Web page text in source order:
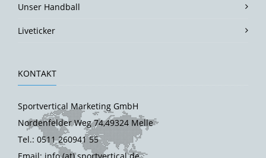
Unser Handball
Liveticker
KONTAKT
Sportvertical Marketing GmbH
Nordenfelder Weg 74,49324 Melle
Tel.: 0511 260941 55
Email: info (at) sportvertical.de